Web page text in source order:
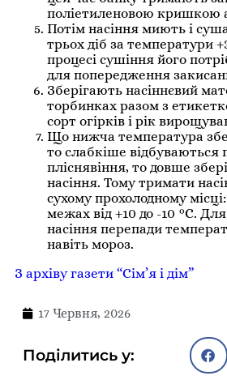
поліетиленовою кришкою
Потім насіння миють і
трьох діб за температури
процесі сушіння його
для попередження
Зберігають насіннєвий
торбинках разом з
сорт огірків і рік
Що нижча температура
то слабкіше відбуваються
пліснявіння, то довше
насіння. Тому тримати
сухому прохолодному
межах від +10 до -10 °С.
насіння перепади
навіть мороз.
З архіву газети “Сім’я і дім”
17 Червня, 2026
Поділитись у: